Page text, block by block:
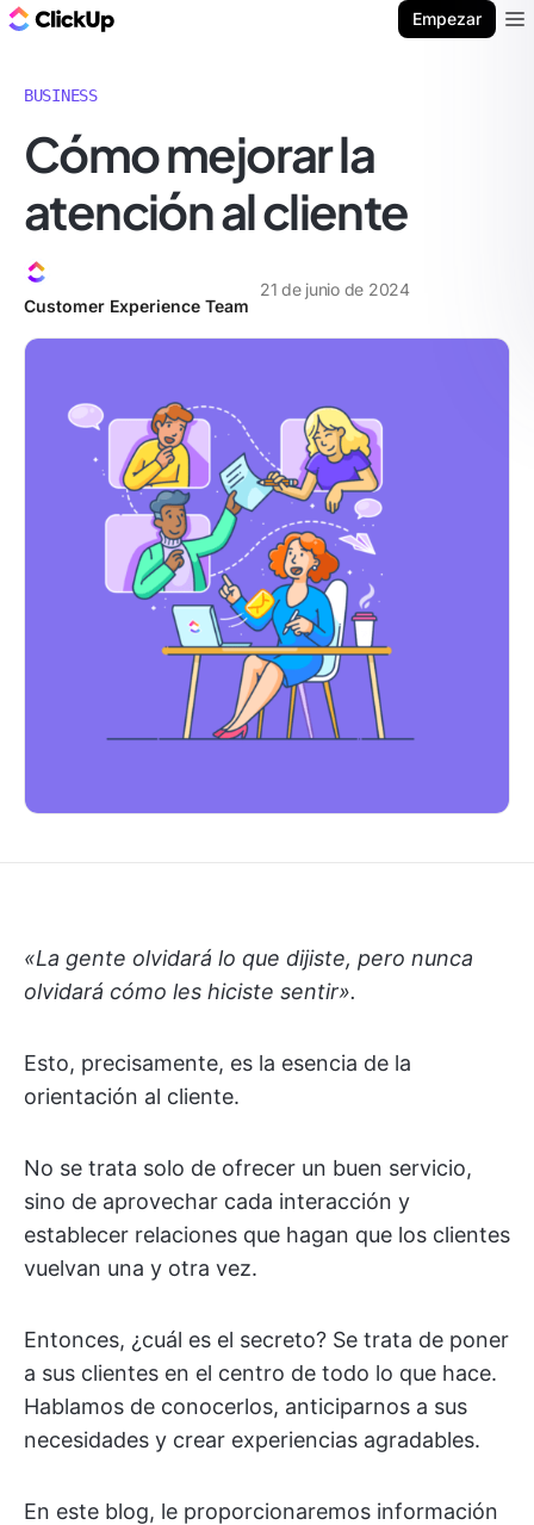
Empezar
BUSINESS
Cómo mejorar la
atención al cliente
Customer Experience Team
21 de junio de 2024
«La gente olvidará lo que dijiste, pero nunca
olvidará cómo les hiciste sentir».
Esto, precisamente, es la esencia de la
orientación al cliente.
No se trata solo de ofrecer un buen servicio,
sino de aprovechar cada interacción y
establecer relaciones que hagan que los clientes
vuelvan una y otra vez.
Entonces, ¿cuál es el secreto? Se trata de poner
a sus clientes en el centro de todo lo que hace.
Hablamos de conocerlos, anticiparnos a sus
necesidades y crear experiencias agradables.
En este blog, le proporcionaremos información